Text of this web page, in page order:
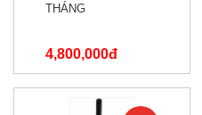
THÁNG
4,800,000đ
6,000,000đ